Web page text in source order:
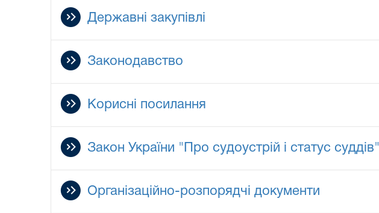
Державні закупівлі
Законодавство
Корисні посилання
Закон України "Про судоустрій і статус суддів"
Організаційно-розпорядчі документи